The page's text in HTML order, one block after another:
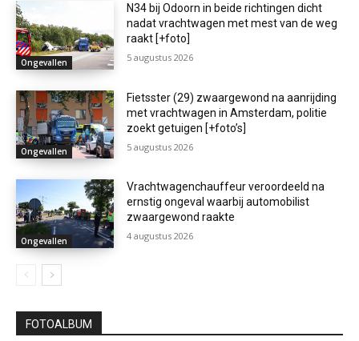
Ongevallen
N34 bij Odoorn in beide richtingen dicht
nadat vrachtwagen met mest van de weg
raakt [+foto]
5 augustus 2026
Ongevallen
Fietsster (29) zwaargewond na aanrijding
met vrachtwagen in Amsterdam, politie
zoekt getuigen [+foto’s]
5 augustus 2026
Ongevallen
Vrachtwagenchauffeur veroordeeld na
ernstig ongeval waarbij automobilist
zwaargewond raakte
4 augustus 2026
FOTOALBUM